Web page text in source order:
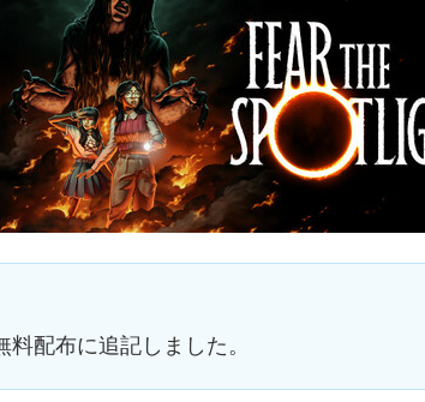
配布に追記しました。